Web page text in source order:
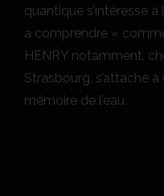
quantique s’intéresse
à comprendre «
HENRY notamment,
Strasbourg, s’attache
mémoire de l’eau.